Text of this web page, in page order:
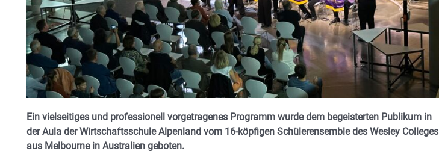
Ein vielseitiges und professionell vorgetragenes Programm wurde dem begeisterten Publikum in
der Aula der Wirtschaftsschule Alpenland vom 16-köpfigen Schülerensemble des Wesley Colleges
aus Melbourne in Australien geboten.